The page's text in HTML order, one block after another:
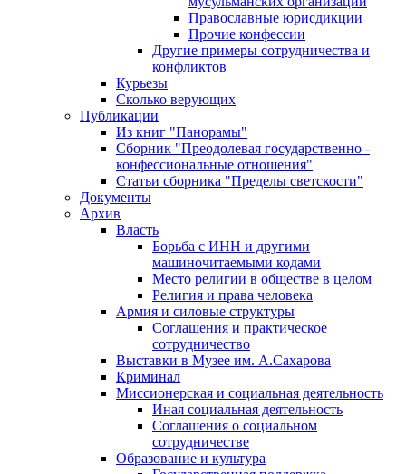
Православные юрисдикции
Прочие конфессии
Другие примеры сотрудничества и
конфликтов
Курьезы
Сколько верующих
Публикации
Из книг "Панорамы"
Сборник "Преодолевая государственно -
конфессиональные отношения"
Статьи сборника "Пределы светскости"
Документы
Архив
Власть
Борьба с ИНН и другими
машиночитаемыми кодами
Место религии в обществе в целом
Религия и права человека
Армия и силовые структуры
Соглашения и практическое
сотрудничество
Выставки в Музее им. А.Сахарова
Криминал
Миссионерская и социальная деятельность
Иная социальная деятельность
Соглашения о социальном
сотрудничестве
Образование и культура